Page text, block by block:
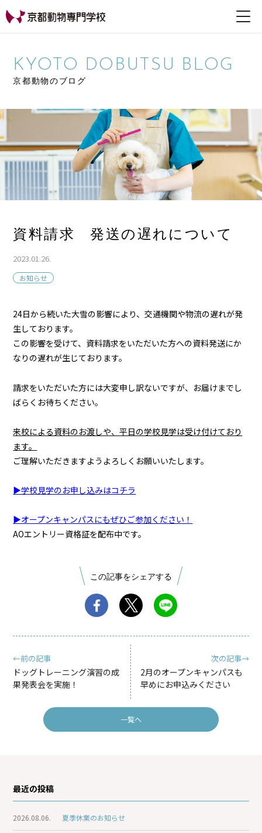
門学校
KYOTO DOBUTSU BLOG
京都動物のブログ
資料請求 発送の遅れについて
2023.01.26.
お知らせ
24日から続いた大雪の影響により、交通機関や物流の遅れが発
生しております。
この影響を受けて、資料請求をいただいた方への資料発送にか
なりの遅れが生じております。
請求をいただいた方には大変申し訳ないですが、お届けまでし
ばらくお待ちください。
来校による資料のお渡しや、平日の学校見学は受け付けており
ます。
ご理解いただきますようよろしくお願いいたします。
▶学校見学のお申し込みはコチラ
▶オープンキャンパスにもぜひご参加ください！
AOエントリー資格証を配布中です。
この記事をシェアする
←前の記事
ドッグトレーニング演習の成
果発表会を実施！
次の記事→
2月のオープンキャンパスも
早めにお申込みください
一覧へ
最近の投稿
2026.08.06. 夏季休業のお知らせ